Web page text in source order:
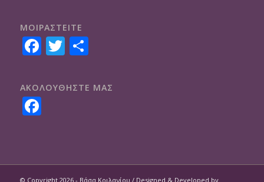
ΜΟΙΡΑΣTEITE
Facebook
Twitter
Share
ΑΚΟΛΟΥΘΗΣΤΕ ΜΑΣ
Facebook
© Copyright 2026 - Βάσα Κοιλανίου / Designed & Developed by